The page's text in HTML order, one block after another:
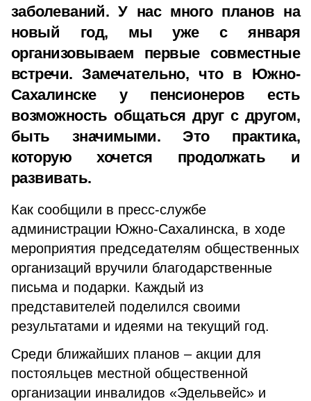
заболеваний. У нас много планов на
новый год, мы уже с января
организовываем первые совместные
встречи. Замечательно, что в Южно-
Сахалинске у пенсионеров есть
возможность общаться друг с другом,
быть значимыми. Это практика,
которую хочется продолжать и
развивать.
Как сообщили в пресс-службе
администрации Южно-Сахалинска, в ходе
мероприятия председателям общественных
организаций вручили благодарственные
письма и подарки. Каждый из
представителей поделился своими
результатами и идеями на текущий год.
Среди ближайших планов – акции для
постояльцев местной общественной
организации инвалидов «Эдельвейс» и